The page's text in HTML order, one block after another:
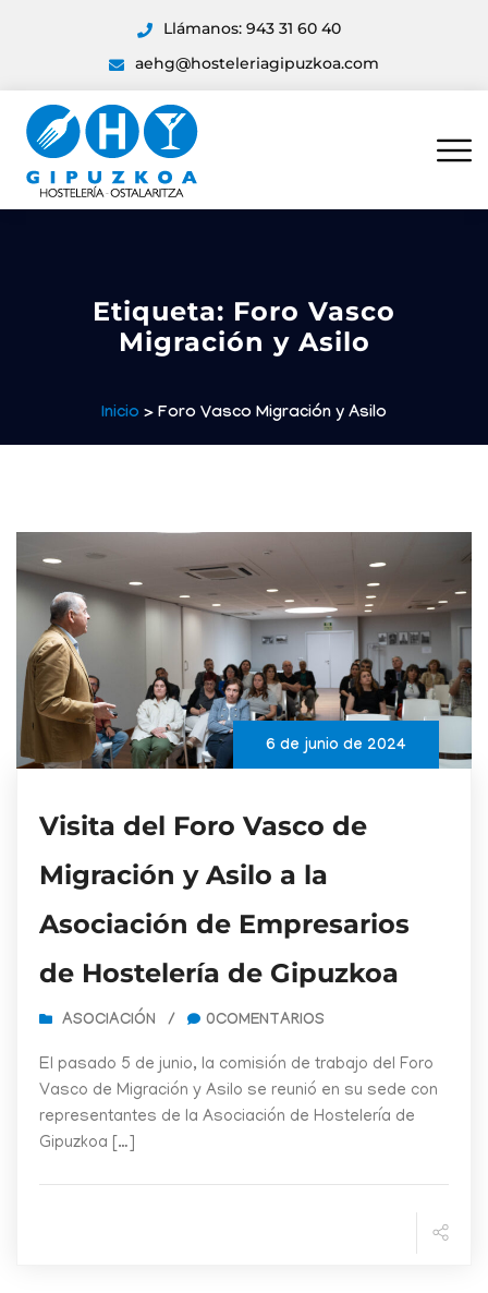
Llámanos: 943 31 60 40
aehg@hosteleriagipuzkoa.com
Etiqueta: Foro Vasco
Migración y Asilo
Inicio > Foro Vasco Migración y Asilo
6 de junio de 2024
Visita del Foro Vasco de
Migración y Asilo a la
Asociación de Empresarios
de Hostelería de Gipuzkoa
ASOCIACIÓN / 0COMENTARIOS
El pasado 5 de junio, la comisión de trabajo del Foro
Vasco de Migración y Asilo se reunió en su sede con
representantes de la Asociación de Hostelería de
Gipuzkoa […]